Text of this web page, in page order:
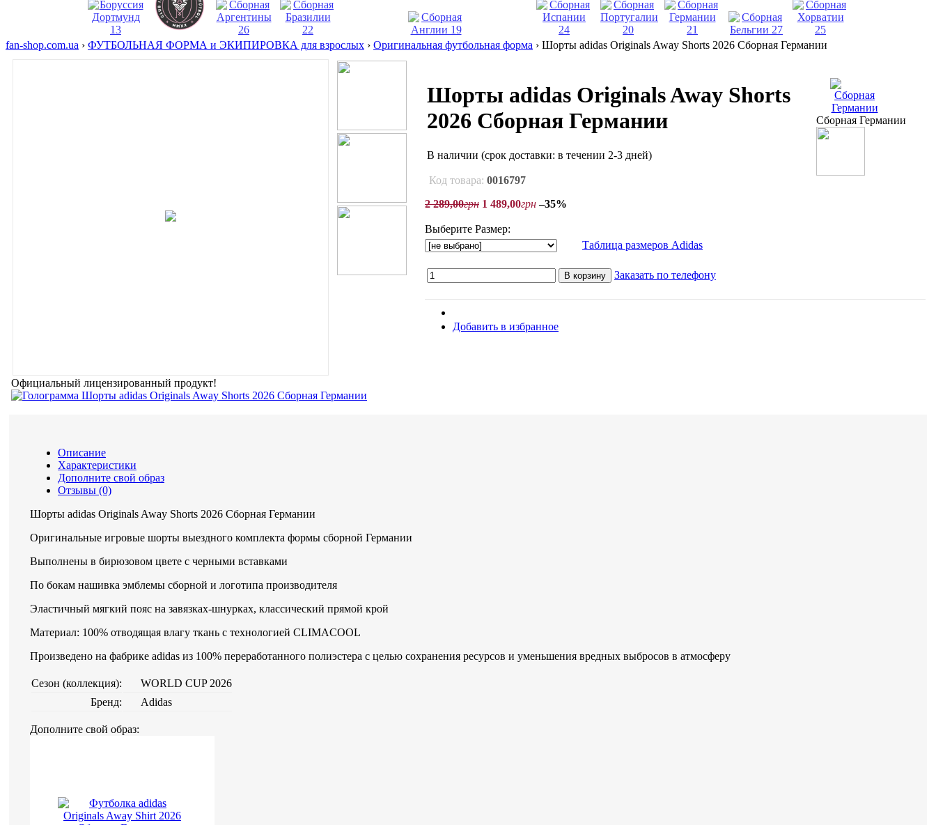
fan-shop.com.ua › ФУТБОЛЬНАЯ ФОРМА и ЭКИПИРОВКА для взрослых › Оригинальная футбольная форма › Шорты adidas Originals Away Shorts 2026 Сборная Германии
Официальный лицензированный продукт!
Шорты adidas Originals Away Shorts
2026 Сборная Германии
В наличии (срок доставки: в течении 2-3 дней)
Код товара: 0016797
Сборная Германии
2 289,00грн 1 489,00грн –35%
Выберите Размер:
Таблица размеров Adidas
В корзину Заказать по телефону
Добавить в избранное
Описание
Характеристики
Дополните свой образ
Отзывы (0)
Шорты adidas Originals Away Shorts 2026 Сборная Германии
Оригинальные игровые шорты выездного комплекта формы сборной Германии
Выполнены в бирюзовом цвете с черными вставками
По бокам нашивка эмблемы сборной и логотипа производителя
Эластичный мягкий пояс на завязках-шнурках, классический прямой крой
Материал: 100% отводящая влагу ткань с технологией CLIMACOOL
Произведено на фабрике adidas из 100% переработанного полиэстера с целью сохранения ресурсов и уменьшения вредных выбросов в атмосферу
Сезон (коллекция):
WORLD CUP 2026
Бренд:
Adidas
Дополните свой образ: